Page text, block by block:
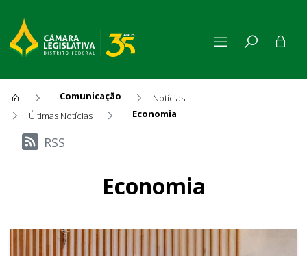
Comunicação
Notícias
Últimas Notícias
Economia
Últimas Notícias
RSS
Economia